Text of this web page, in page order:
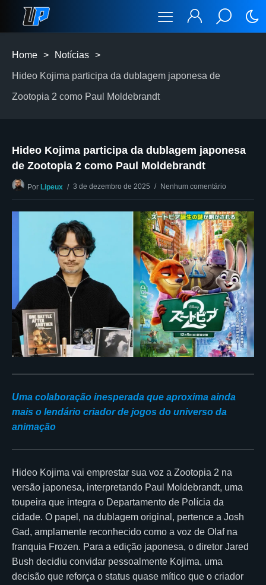
Home > Notícias >
Hideo Kojima participa da dublagem japonesa de
Zootopia 2 como Paul Moldebrandt
Hideo Kojima participa da dublagem japonesa
de Zootopia 2 como Paul Moldebrandt
Por Lipeux 3 de dezembro de 2025 Nenhum comentário
Uma colaboração inesperada que aproxima ainda
mais o lendário criador de jogos do universo da
animação
Hideo Kojima vai emprestar sua voz a Zootopia 2 na
versão japonesa, interpretando Paul Moldebrandt, uma
toupeira que integra o Departamento de Polícia da
cidade. O papel, na dublagem original, pertence a Josh
Gad, amplamente reconhecido como a voz de Olaf na
franquia Frozen. Para a edição japonesa, o diretor Jared
Bush decidiu convidar pessoalmente Kojima, uma
decisão que reforça o status quase mítico que o criador